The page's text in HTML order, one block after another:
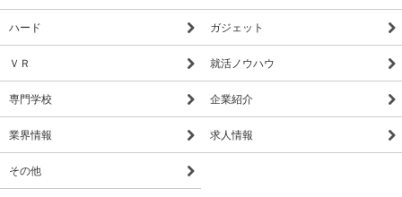
ハード ガジェット
ＶＲ 就活ノウハウ
専門学校 企業紹介
業界情報 求人情報
その他